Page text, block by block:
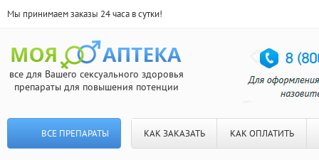
Мы принимаем заказы 24 часа в сутки!
все для Вашего сексуального здоровья
препараты для повышения потенции
ВСЕ ПРЕПАРАТЫ КАК ЗАКАЗАТЬ КАК ОПЛАТИТЬ